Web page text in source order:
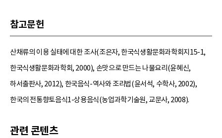
참고문헌
산채류의 이용 실태에 대한 조사(조은자, 한국식생활문화과학회지15-1,
한국식생활문화과학회, 2000), 손맛으로 만드는 나물요리(윤혜신,
하서출판사, 2012), 한국음식-역사와 조리법(윤서석, 수학사, 2002),
한국의 전통향토음식1-상용음식(농업과학기술원, 교문사, 2008).
관련 콘텐츠